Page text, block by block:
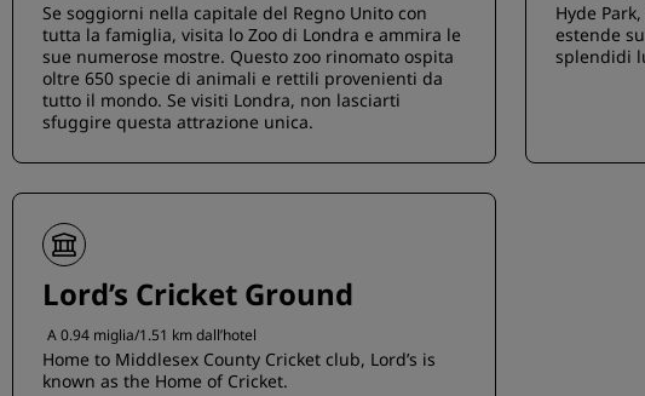
Se soggiorni nella capitale del Regno Unito con
tutta la famiglia, visita lo Zoo di Londra e ammira le
sue numerose mostre. Questo zoo rinomato ospita
oltre 650 specie di animali e rettili provenienti da
tutto il mondo. Se visiti Londra, non lasciarti
sfuggire questa attrazione unica.
Hyde
estende
splendidi
Lord’s Cricket Ground
A 0.94 miglia/1.51 km dall’hotel
Home to Middlesex County Cricket club, Lord’s is
known as the Home of Cricket.